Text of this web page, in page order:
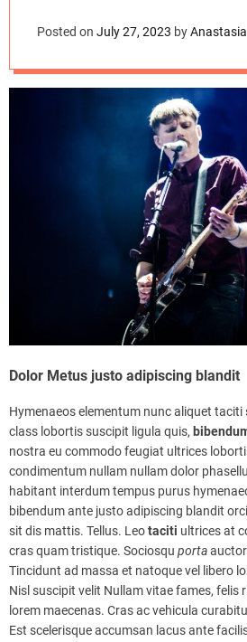
tour
Posted on July 27, 2023 byAnastasia
Dolor Metus justo adipiscing blandit
Hymenaeos elementum nunc aliquet
class lobortis suscipit ligula quis,
nostra eu commodo feugiat ultrices
condimentum nullam nullam dolor
habitant interdum tempus purus
bibendum ante justo adipiscing blandit
sit dis mattis. Tellus. Leotaciti ultrices at
cras quam tristique. Sociosqu porta
Tincidunt ad massa et natoque vel libero
Nisl suscipit velit Nullam vitae fames, felis
lorem maecenas. Cras ac vehicula
Est scelerisque accumsan lacus ante